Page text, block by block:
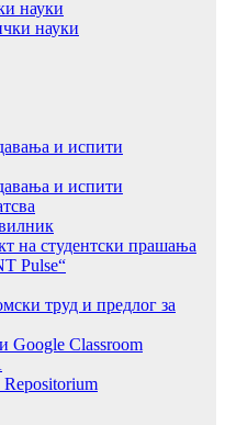
науки
науки
и испити
и испити
на студентски прашања
Pulse“
труд и предлог за
Google Classroom
Repositorium